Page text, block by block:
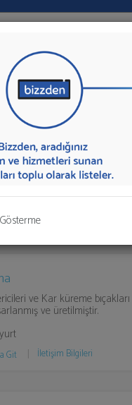
aşağıda listelenmektedir.
toplu olarak teklif talebinizi
ve Kar küreme
ve üretilmiştir.
Git İletişim Bilgileri